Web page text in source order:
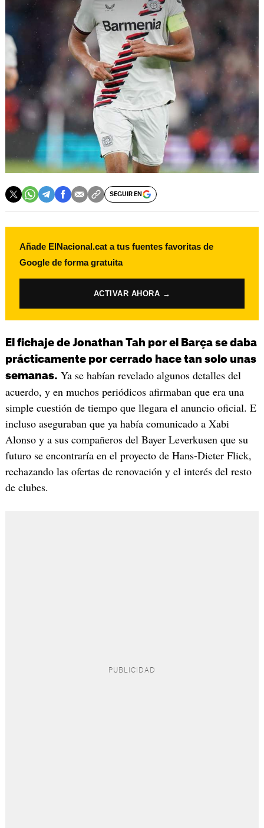
SEGUIR EN
Añade ElNacional.cat a tus fuentes favoritas de
Google de forma gratuita
ACTIVAR AHORA →
El fichaje de Jonathan Tah por el Barça se daba
prácticamente por cerrado hace tan solo unas
semanas. Ya se habían revelado algunos detalles del
acuerdo, y en muchos periódicos afirmaban que era una
simple cuestión de tiempo que llegara el anuncio oficial. E
incluso aseguraban que ya había comunicado a Xabi
Alonso y a sus compañeros del Bayer Leverkusen que su
futuro se encontraría en el proyecto de Hans-Dieter Flick,
rechazando las ofertas de renovación y el interés del resto
de clubes.